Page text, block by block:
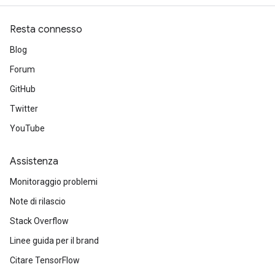
Resta connesso
Blog
Forum
GitHub
Twitter
YouTube
Assistenza
Monitoraggio problemi
Note di rilascio
Stack Overflow
Linee guida per il brand
Citare TensorFlow